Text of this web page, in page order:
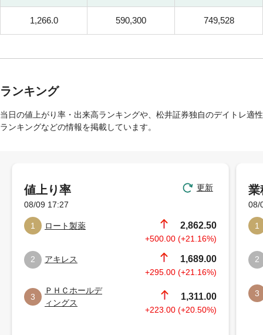
1,266.0 590,300 749,528
ランキング
当日の値上がり率・出来高ランキングや、松井証券独自のデイトレ適性
ランキングなどの情報を掲載しています。